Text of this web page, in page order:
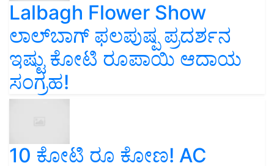
Lalbagh Flower Show
ಲಾಲ್‌ಬಾಗ್ ಫಲಪುಷ್ಪ ಪ್ರದರ್ಶನ
ಇಷ್ಟು ಕೋಟಿ ರೂಪಾಯಿ ಆದಾಯ
ಸಂಗ್ರಹ!
10 ಕೋಟಿ ರೂ ಕೋಣ! AC